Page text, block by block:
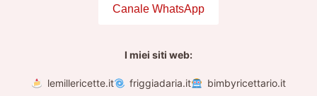
Canale WhatsApp
I miei siti web:
lemillericette.it friggiadaria.it
bimbyricettario.it